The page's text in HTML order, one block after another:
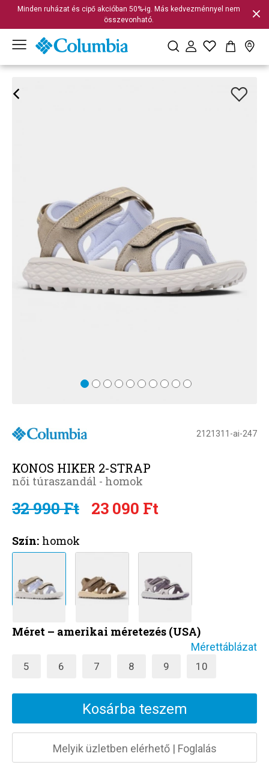
Minden ruházat és cipő akcióban 50%-ig. Más kedvezménnyel nem
összevonható.
2121311-ai-247
KONOS HIKER 2-STRAP
női túraszandál - homok
32 990 Ft 23 090 Ft
Szín: homok
Méret – amerikai méretezés (USA)
Mérettáblázat
5 6 7 8 9 10
Kosárba teszem
Melyik üzletben elérhető| Foglalás